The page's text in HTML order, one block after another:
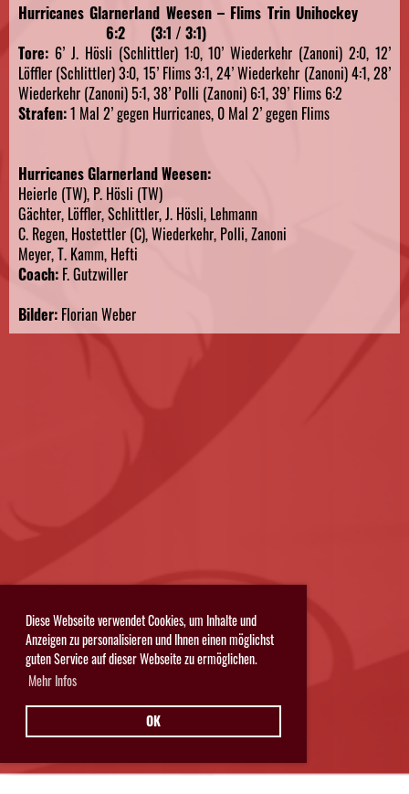
Diese Webseite verwendet Cookies, um Inhalte und
Anzeigen zu personalisieren und Ihnen einen möglichst
guten Service auf dieser Webseite zu ermöglichen.
Mehr Infos
OK
Hurricanes Glarnerland Weesen – Flims Trin Unihockey
6:2 (3:1 / 3:1)
Tore: 6’ J. Hösli (Schlittler) 1:0, 10’ Wiederkehr (Zanoni) 2:0, 12’
Löffler (Schlittler) 3:0, 15’ Flims 3:1, 24’ Wiederkehr (Zanoni) 4:1, 28’
Wiederkehr (Zanoni) 5:1, 38’ Polli (Zanoni) 6:1, 39’ Flims 6:2
Strafen:1 Mal 2’ gegen Hurricanes, 0 Mal 2’ gegen Flims
Hurricanes Glarnerland Weesen:
Heierle (TW), P. Hösli (TW)
Gächter, Löffler, Schlittler, J. Hösli, Lehmann
C. Regen, Hostettler (C), Wiederkehr, Polli, Zanoni
Meyer, T. Kamm, Hefti
Coach: F. Gutzwiller
Bilder: Florian Weber